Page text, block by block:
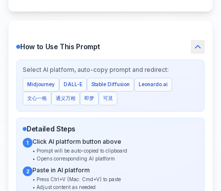
How to Use This Prompt
Select AI platform, auto-copy prompt and redirect:
Midjourney DALL-E Stable Diffusion Leonardo.ai
文心一格 通义万相 即梦 可灵
Detailed Steps
1 Click AI platform button above
• Prompt will be auto-copied to clipboard
• Opens corresponding AI platform
2 Paste in AI platform
• Press Ctrl+V (Mac: Cmd+V) to paste
• Adjust content as needed